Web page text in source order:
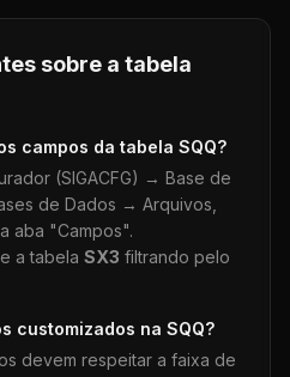
sobre a tabela
campos da tabela SQQ?
(SIGACFG) → Base de
de Dados → Arquivos,
aba "Campos".
a tabela SX3 filtrando pelo
customizados na SQQ?
devem respeitar a faixa de